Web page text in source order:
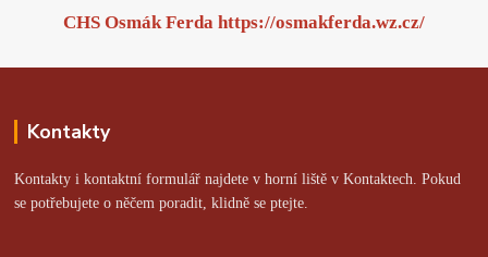
CHS Osmák Ferda https://osmakferda.wz.cz/
Kontakty
Kontakty i kontaktní formulář najdete v horní liště v Kontaktech. Pokud
se potřebujete o něčem poradit, klidně se ptejte.